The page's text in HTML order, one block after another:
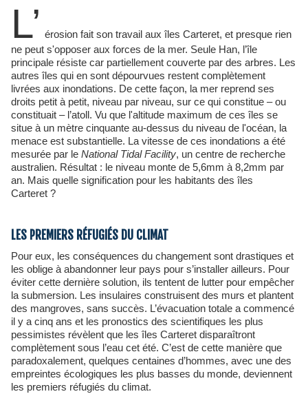
L’ érosion fait son travail aux îles Carteret, et presque rien
ne peut s'opposer aux forces de la mer. Seule Han, l’île
principale résiste car partiellement couverte par des arbres. Les
autres îles qui en sont dépourvues restent complètement
livrées aux inondations. De cette façon, la mer reprend ses
droits petit à petit, niveau par niveau, sur ce qui constitue – ou
constituait – l’atoll. Vu que l'altitude maximum de ces îles se
situe à un mètre cinquante au-dessus du niveau de l'océan, la
menace est substantielle. La vitesse de ces inondations a été
mesurée par le National Tidal Facility, un centre de recherche
australien. Résultat : le niveau monte de 5,6mm à 8,2mm par
an. Mais quelle signification pour les habitants des îles
Carteret ?
LES PREMIERS RÉFUGIÉS DU CLIMAT
Pour eux, les conséquences du changement sont drastiques et
les oblige à abandonner leur pays pour s’installer ailleurs. Pour
éviter cette dernière solution, ils tentent de lutter pour empêcher
la submersion. Les insulaires construisent des murs et plantent
des mangroves, sans succès. L’évacuation totale a commencé
il y a cinq ans et les pronostics des scientifiques les plus
pessimistes révèlent que les îles Carteret disparaîtront
complètement sous l’eau cet été. C’est de cette manière que
paradoxalement, quelques centaines d’hommes, avec une des
empreintes écologiques les plus basses du monde, deviennent
les premiers réfugiés du climat.